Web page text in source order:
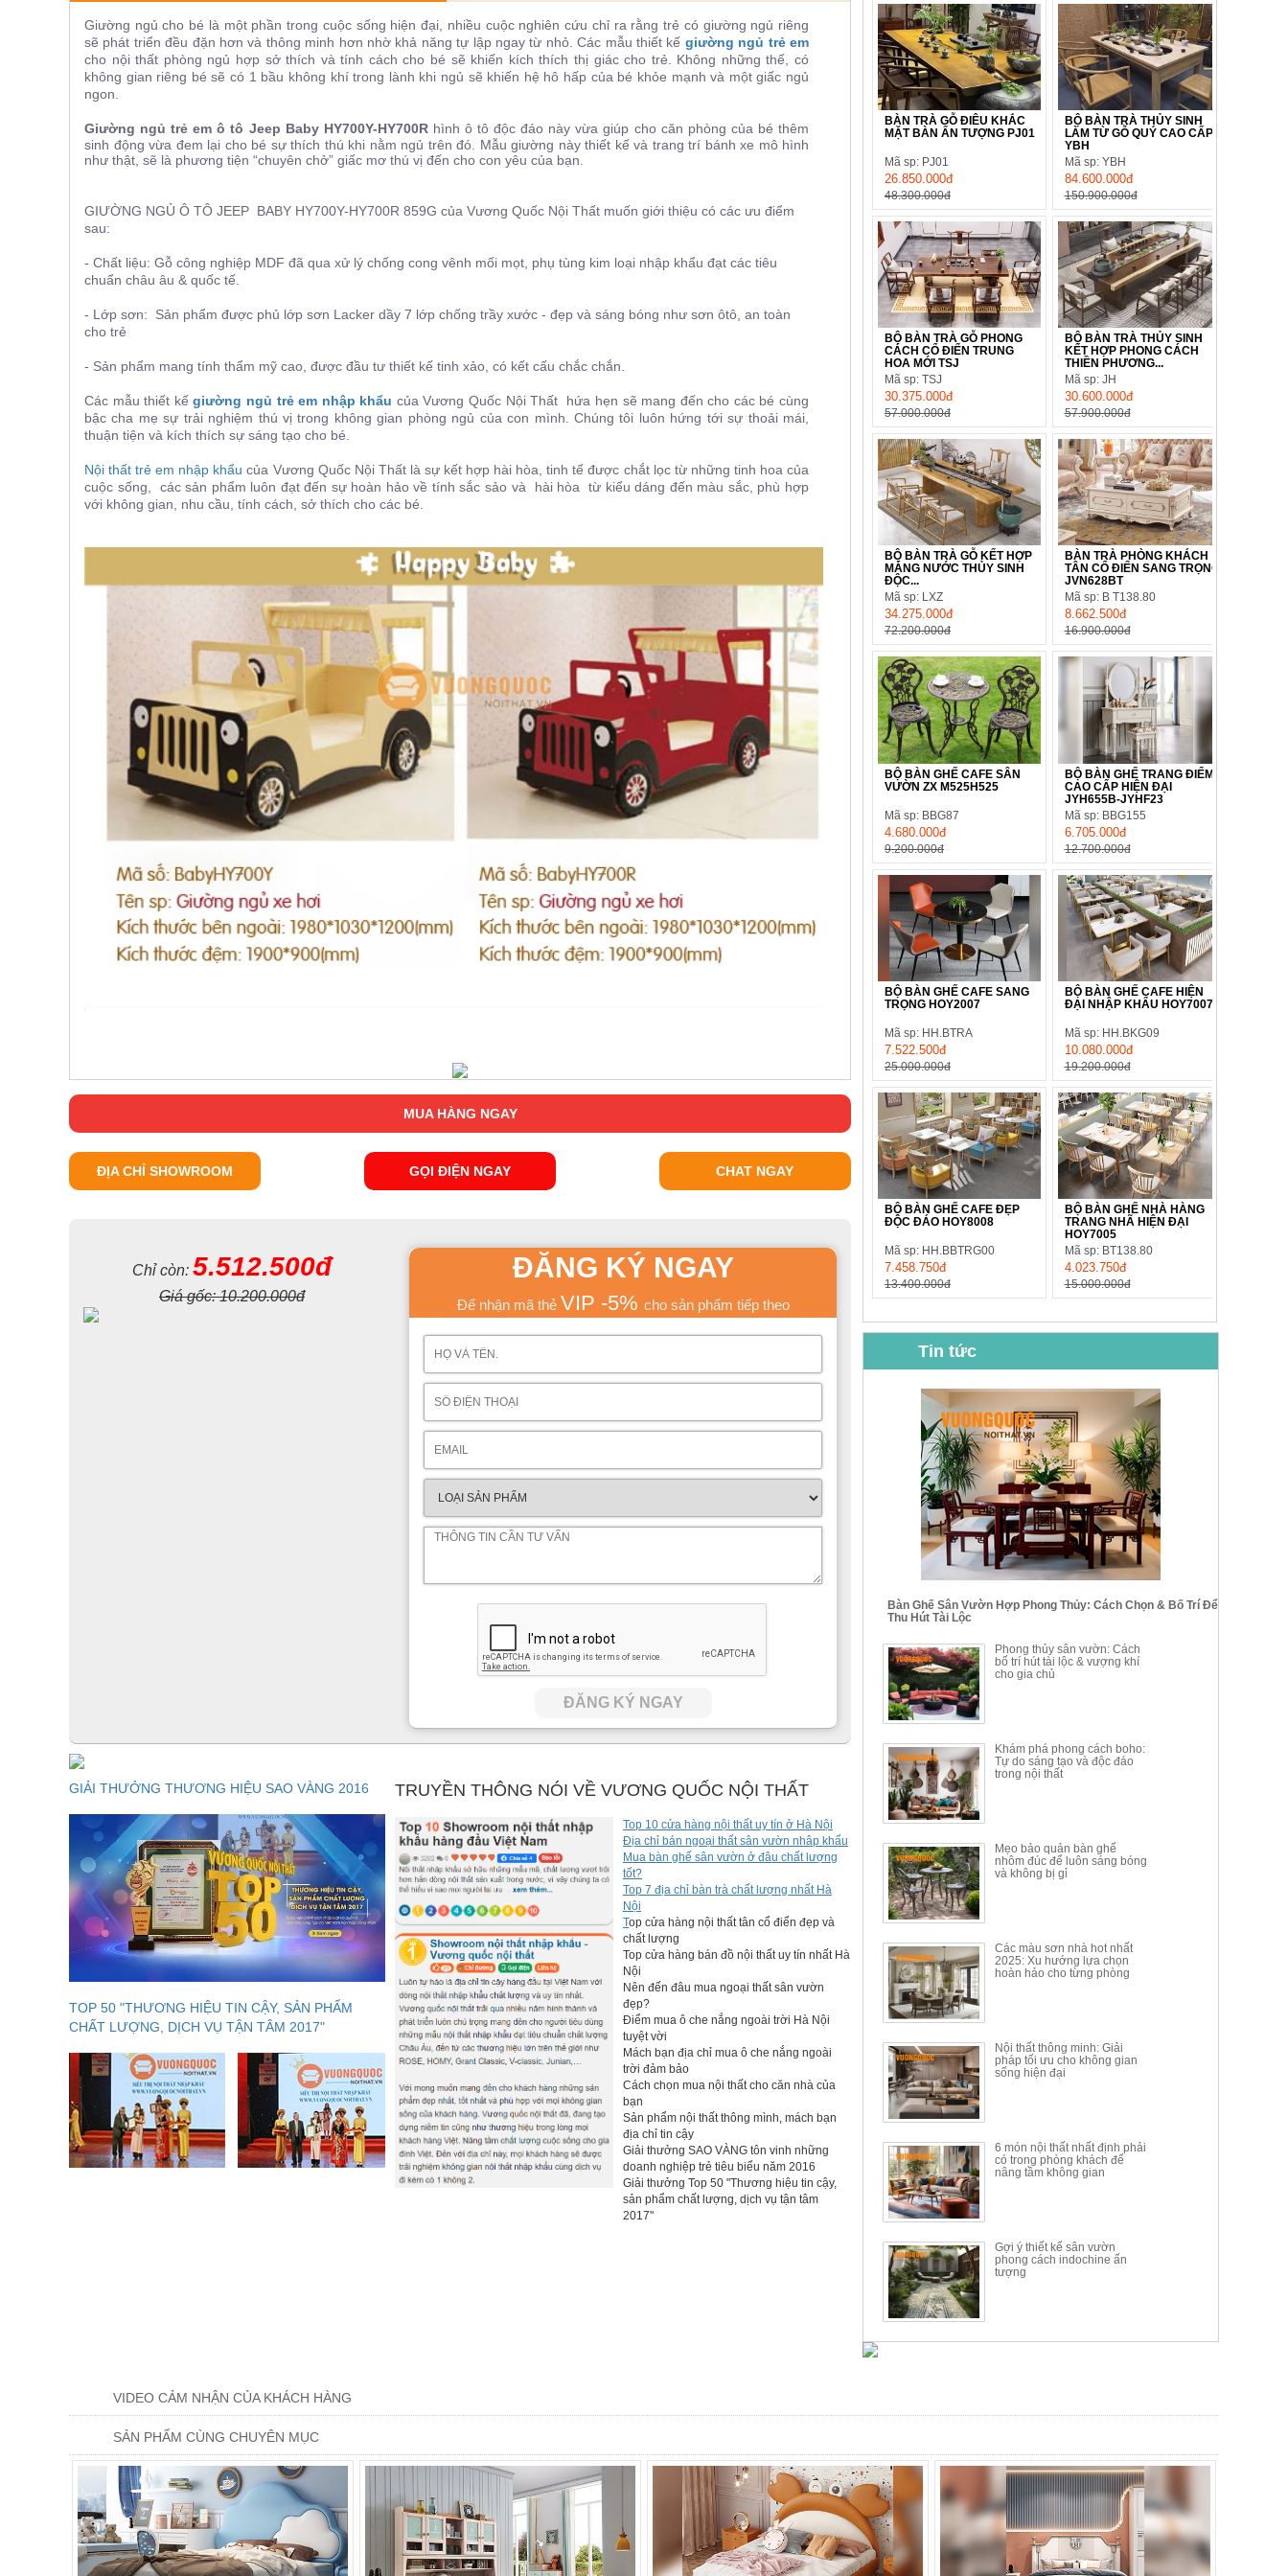
Giường ngủ cho bé là một phần trong cuộc sống hiện đại, nhiều cuộc nghiên cứu chỉ ra rằng trẻ có giường ngủ riêng
sẽ phát triển đều đặn hơn và thông minh hơn nhờ khả năng tự lập ngay từ nhỏ. Các mẫu thiết kế giường ngủ trẻ em
cho nội thất phòng ngủ hợp sở thích và tính cách cho bé sẽ khiến kích thích thị giác cho trẻ. Không những thế, có
không gian riêng bé sẽ có 1 bầu không khí trong lành khi ngủ sẽ khiến hệ hô hấp của bé khỏe mạnh và một giấc ngủ
ngon.
Giường ngủ trẻ em ô tô Jeep Baby HY700Y-HY700Rhình ô tô độc đáo này vừa giúp cho căn phòng của bé thêm
sinh động vừa đem lại cho bé sự thích thú khi nằm ngủ trên đó. Mẫu giường này thiết kế và trang trí bánh xe mô hình
như thật, sẽ là phương tiện “chuyên chở” giấc mơ thú vị đến cho con yêu của bạn.
GIƯỜNG NGỦ Ô TÔ JEEP BABY HY700Y-HY700R 859G của Vương Quốc Nội Thất muốn giới thiệu có các ưu điểm
sau:
- Chất liệu: Gỗ công nghiệp MDF đã qua xử lý chống cong vênh mối mọt, phụ tùng kim loại nhập khẩu đạt các tiêu
chuẩn châu âu & quốc tế.
- Lớp sơn: Sản phẩm được phủ lớp sơn Lacker dầy 7 lớp chống trầy xước - đẹp và sáng bóng như sơn ôtô, an toàn
cho trẻ
- Sản phẩm mang tính thẩm mỹ cao, được đầu tư thiết kế tinh xảo, có kết cấu chắc chắn.
Các mẫu thiết kếgiường ngủ trẻ em nhập khẩu của Vương Quốc Nội Thất hứa hẹn sẽ mang đến cho các bé cùng
bậc cha mẹ sự trải nghiệm thú vị trong không gian phòng ngủ của con mình. Chúng tôi luôn hứng tới sự thoải mái,
thuận tiện và kích thích sự sáng tạo cho bé.
Nội thất trẻ em nhập khẩu của Vương Quốc Nội Thất là sự kết hợp hài hòa, tinh tế được chắt lọc từ những tinh hoa của
cuộc sống, các sản phẩm luôn đạt đến sự hoàn hảo về tính sắc sảo và hài hòa từ kiểu dáng đến màu sắc, phù hợp
với không gian, nhu cầu, tính cách, sở thích cho các bé.
MUA HÀNG NGAY
ĐỊA CHỈ SHOWROOM GỌI ĐIỆN NGAY CHAT NGAY
Chỉ còn: 5.512.500đ
Giá gốc:10.200.000đ
ĐĂNG KÝ NGAY
Để nhận mã thẻ VIP -5% cho sản phẩm tiếp theo
ĐĂNG KÝ NGAY
GIẢI THƯỞNG THƯƠNG HIỆU SAO VÀNG 2016
TOP 50 "THƯƠNG HIỆU TIN CẬY, SẢN PHẨM
CHẤT LƯỢNG, DỊCH VỤ TẬN TÂM 2017"
TRUYỀN THÔNG NÓI VỀ VƯƠNG QUỐC NỘI THẤT
Top 10 cửa hàng nội thất uy tín ở Hà Nội
Địa chỉ bán ngoại thất sân vườn nhâp khẩu
Mua bàn ghế sân vườn ở đâu chất lượng
tốt?
Top 7 địa chỉ bàn trà chất lượng nhất Hà
Nội
Top cửa hàng nội thất tân cổ điển đẹp và
chất lượng
Top cửa hàng bán đồ nội thất uy tín nhất Hà
Nội
Nên đến đâu mua ngoại thất sân vườn
đẹp?
Điểm mua ô che nắng ngoài trời Hà Nội
tuyệt vời
Mách bạn địa chỉ mua ô che nắng ngoài
trời đảm bảo
Cách chọn mua nội thất cho căn nhà của
bạn
Sản phẩm nội thất thông mình, mách bạn
địa chỉ tin cậy
Giải thưởng SAO VÀNG tôn vinh những
doanh nghiệp trẻ tiêu biểu năm 2016
Giải thưởng Top 50 "Thương hiệu tin cậy,
sản phẩm chất lượng, dịch vụ tận tâm
2017"
BÀN TRÀ GỖ ĐIÊU KHẮC
MẶT BÀN ẤN TƯỢNG PJ01
Mã sp: PJ01
26.850.000đ
48.300.000đ
BỘ BÀN TRÀ THỦY SINH
LÀM TỪ GỖ QUÝ CAO CẤP
YBH
Mã sp: YBH
84.600.000đ
150.900.000đ
BỘ BÀN TRÀ GỖ PHONG
CÁCH CỔ ĐIỂN TRUNG
HOA MỚI TSJ
Mã sp: TSJ
30.375.000đ
57.000.000đ
BỘ BÀN TRÀ THỦY SINH
KẾT HỢP PHONG CÁCH
THIỀN PHƯƠNG...
Mã sp: JH
30.600.000đ
57.900.000đ
BỘ BÀN TRÀ GỖ KẾT HỢP
MÁNG NƯỚC THỦY SINH
ĐỘC...
Mã sp: LXZ
34.275.000đ
72.200.000đ
BÀN TRÀ PHÒNG KHÁCH
TÂN CỔ ĐIỂN SANG TRỌNG
JVN628BT
Mã sp: B T138.80
8.662.500đ
16.900.000đ
BỘ BÀN GHẾ CAFE SÂN
VƯỜN ZX M525H525
Mã sp: BBG87
4.680.000đ
9.200.000đ
BỘ BÀN GHẾ TRANG ĐIỂM
CAO CẤP HIỆN ĐẠI
JYH655B-JYHF23
Mã sp: BBG155
6.705.000đ
12.700.000đ
BỘ BÀN GHẾ CAFE SANG
TRỌNG HOY2007
Mã sp: HH.BTRA
7.522.500đ
25.000.000đ
BỘ BÀN GHẾ CAFE HIỆN
ĐẠI NHẬP KHẨU HOY7007
Mã sp: HH.BKG09
10.080.000đ
19.200.000đ
BỘ BÀN GHẾ CAFE ĐẸP
ĐỘC ĐÁO HOY8008
Mã sp: HH.BBTRG00
7.458.750đ
13.400.000đ
BỘ BÀN GHẾ NHÀ HÀNG
TRANG NHÃ HIỆN ĐẠI
HOY7005
Mã sp: BT138.80
4.023.750đ
15.000.000đ
BỘ BÀN GHẾ CAFE NHẬP
KHẨU CAO CẤP HOY7006
Mã sp: BT135
14.178.750đ
24.700.000đ
BỘ BÀN TRÀ GỖ TỰ NHIÊN
PHONG CÁCH TRUNG HOA
KIỂU MỚI...
Mã sp: BT138.80
20.250.000đ
39.150.000đ
BỘ BÀN TRÀ GỖ PHONG
CÁCH MỚI KẾT HỢP KHAY
NHÚNG TRÀ YDX
Mã sp: BT150.46
17.617.500đ
34.100.000đ
BỘ BÀN GHẾ CAFE KIỂU
DÁNG ĐƠN GIẢN HIỆN ĐẠI
HOY8010
BÀN GHẾ TRANG ĐIỂM
THÔNG MINH HIỆN ĐẠI
TÍCH HỢP SẠC...
Mã sp: HH.BTD08
6.510.000đ
BỘ BÀN ĂN ĐẢO MẶT ĐÁ
PHIẾN AK3699
Tin tức
Bàn Ghế Sân Vườn Hợp Phong Thủy: Cách Chọn & Bố Trí Để
Thu Hút Tài Lộc
Phong thủy sân vườn: Cách
bố trí hút tài lộc & vượng khí
cho gia chủ
Khám phá phong cách boho:
Tự do sáng tạo và độc đáo
trong nội thất
Mẹo bảo quản bàn ghế
nhôm đúc để luôn sáng bóng
và không bị gỉ
Các màu sơn nhà hot nhất
2025: Xu hướng lựa chọn
hoàn hảo cho từng phòng
Nội thất thông minh: Giải
pháp tối ưu cho không gian
sống hiện đại
6 món nội thất nhất định phải
có trong phòng khách để
nâng tầm không gian
Gợi ý thiết kế sân vườn
phong cách indochine ấn
tượng
VIDEO CẢM NHẬN CỦA KHÁCH HÀNG
SẢN PHẨM CÙNG CHUYÊN MỤC